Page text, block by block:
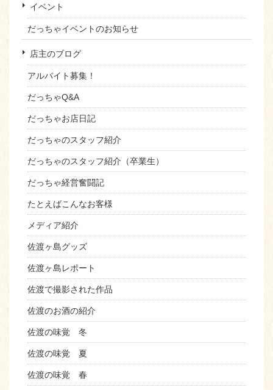
イベント
だっちゃイベントのお知らせ
店主のブログ
アルバイト募集！
だっちゃQ&A
だっちゃお店日記
だっちゃのスタッフ紹介
だっちゃのスタッフ紹介（卒業生）
だっちゃ経営奮闘記
たとえばこんなお客様
メディア紹介
佐渡ヶ島グッズ
佐渡ヶ島レポート
佐渡で撮影された作品
佐渡のお酒の紹介
佐渡の味覚 冬
佐渡の味覚 夏
佐渡の味覚 春